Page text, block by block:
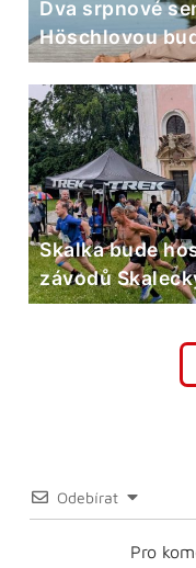
Dva srpnové
Höschlovou
Skalka bude
závodů
Odebírat
Pro